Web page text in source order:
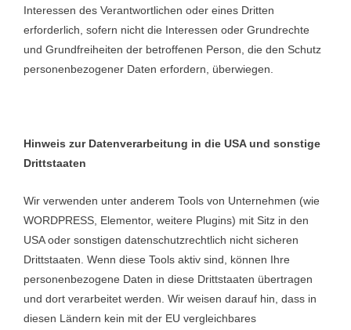
Interessen des Verantwortlichen oder eines Dritten
erforderlich, sofern nicht die Interessen oder Grundrechte
und Grundfreiheiten der betroffenen Person, die den Schutz
personenbezogener Daten erfordern, überwiegen.
Hinweis zur Datenverarbeitung in die USA und sonstige
Drittstaaten
Wir verwenden unter anderem Tools von Unternehmen (wie
WORDPRESS, Elementor, weitere Plugins) mit Sitz in den
USA oder sonstigen datenschutzrechtlich nicht sicheren
Drittstaaten. Wenn diese Tools aktiv sind, können Ihre
personenbezogene Daten in diese Drittstaaten übertragen
und dort verarbeitet werden. Wir weisen darauf hin, dass in
diesen Ländern kein mit der EU vergleichbares